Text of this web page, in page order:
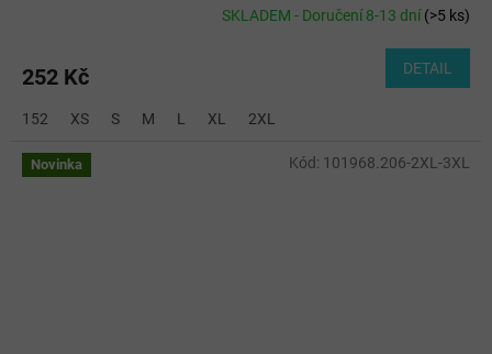
SKLADEM - Doručení 8-13 dní(>5 ks)
252 Kč DETAIL
152 XS S M L XL 2XL
Novinka Kód: 101968.206-2XL-3XL